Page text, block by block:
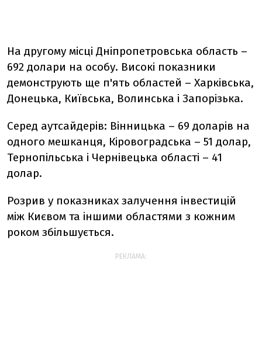
На другому місці Дніпропетровська область –
692 долари на особу. Високі показники
демонструють ще п'ять областей – Харківська,
Донецька, Київська, Волинська і Запорізька.
Серед аутсайдерів: Вінницька – 69 доларів на
одного мешканця, Кіровоградська – 51 долар,
Тернопільська і Чернівецька області – 41
долар.
Розрив у показниках залучення інвестицій
між Києвом та іншими областями з кожним
роком збільшується.
РЕКЛАМА: